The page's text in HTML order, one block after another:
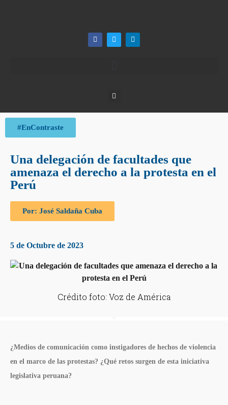
#EnContraste
Una delegación de facultades que
amenaza el derecho a la protesta en el
Perú
Por: José Saldaña Cuba
5 de Octubre de 2023
Crédito foto: Voz de América
¿Medios de comunicación como instigadores de hechos de violencia
en el marco de las protestas? ¿Qué retos surgen de esta iniciativa
legislativa peruana?